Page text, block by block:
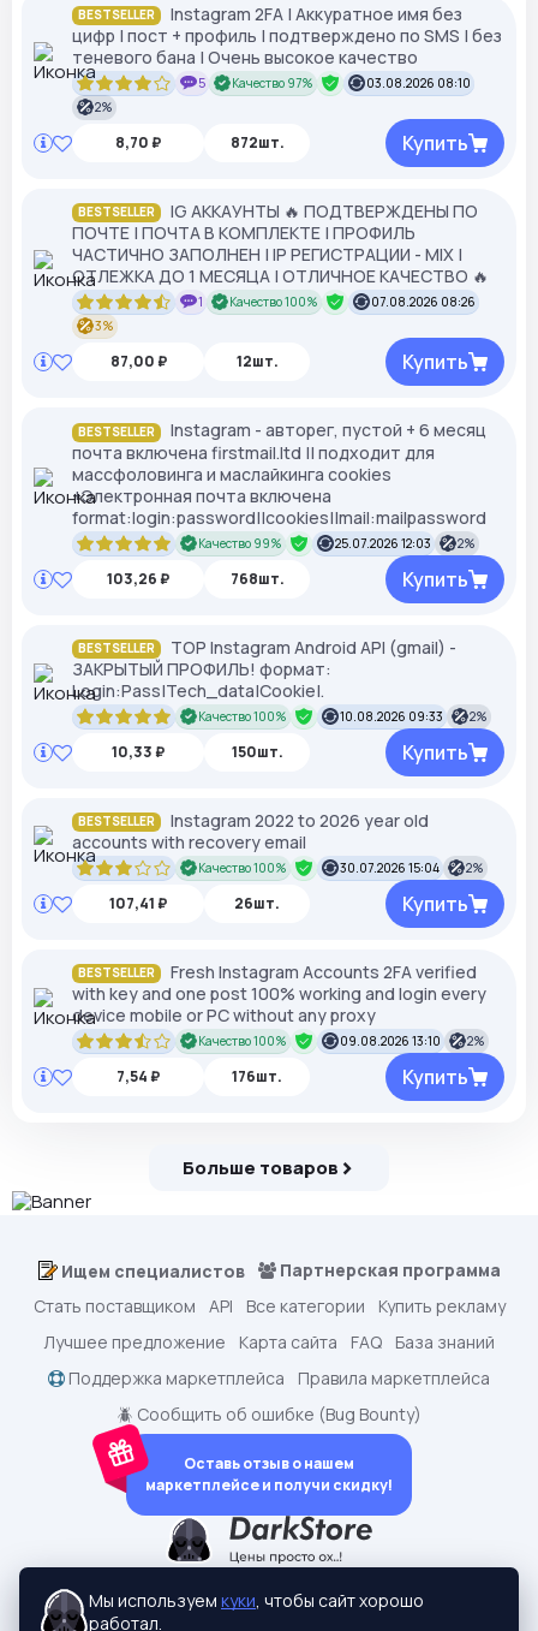
BESTSELLER
Instagram 2FA | Аккуратное имя без
цифр | пост + профиль | подтверждено по SMS | без
теневого бана | Очень высокое качество
5 Качество 97%
03.08.2026 08:10
2%
8,70 ₽ 872шт. Купить
BESTSELLER
IG АККАУНТЫ 🔥 ПОДТВЕРЖДЕНЫ ПО
ПОЧТЕ | ПОЧТА В КОМПЛЕКТЕ | ПРОФИЛЬ
ЧАСТИЧНО ЗАПОЛНЕН | IP РЕГИСТРАЦИИ - MIX |
ОТЛЕЖКА ДО 1 МЕСЯЦА | ОТЛИЧНОЕ КАЧЕСТВО 🔥
1 Качество 100%
07.08.2026 08:26
3%
87,00 ₽ 12шт. Купить
BESTSELLER
Instagram - авторег, пустой + 6 месяц
почта включена firstmail.ltd || подходит для
массфоловинга и маслайкинга cookies
+Электронная почта включена
format:login:password||cookies||mail:mailpassword
Качество 99% 25.07.2026 12:03 2%
103,26 ₽ 768шт. Купить
BESTSELLER
TOP Instagram Android API (gmail) -
ЗАКРЫТЫЙ ПРОФИЛЬ! формат:
Login:Pass|Tech_data|Cookie|.
Качество 100% 10.08.2026 09:33 2%
10,33 ₽ 150шт. Купить
BESTSELLER
Instagram 2022 to 2026 year old
accounts with recovery email
Качество 100% 30.07.2026 15:04 2%
107,41 ₽ 26шт. Купить
BESTSELLER
Fresh Instagram Accounts 2FA verified
with key and one post 100% working and login every
device mobile or PC without any proxy
Качество 100% 09.08.2026 13:10 2%
7,54 ₽ 176шт. Купить
Больше товаров
dark.shopping - Маркетплейс аккаунтов
2015-2026 © dark.shopping
Актуальные адреса:
Ищем специалистов
Партнерская программа
Стать поставщиком
API Все категории
Купить рекламу
Лучшее предложение
Карта сайта FAQ
База знаний
Поддержка маркетплейса
Правила маркетплейса
🪲 Сообщить об ошибке (Bug Bounty)
Оставь отзыв о нашем
маркетплейсе и получи скидку!
Мы используем куки, чтобы сайт хорошо
работал.